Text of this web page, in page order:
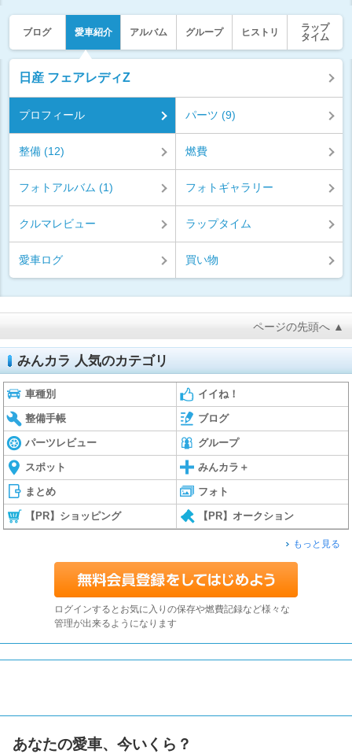
ブログ 愛車紹介 アルバム グループ ヒストリ
ラップ
タイム
日産 フェアレディZ
プロフィール パーツ (9)
整備 (12) 燃費
フォトアルバム (1) フォトギャラリー
クルマレビュー ラップタイム
愛車ログ 買い物
ページの先頭へ ▲
みんカラ 人気のカテゴリ
車種別 イイね！
整備手帳 ブログ
パーツレビュー グループ
スポット みんカラ＋
まとめ フォト
【PR】ショッピング 【PR】オークション
もっと見る
ログインするとお気に入りの保存や燃費記録など様々な
管理が出来るようになります
あなたの愛車、今いくら？